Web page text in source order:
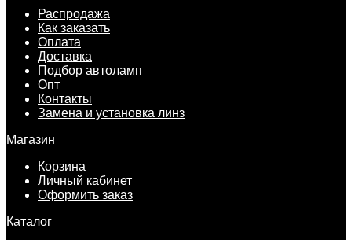
Распродажа
Как заказать
Оплата
Доставка
Подбор автоламп
Опт
Контакты
Замена и установка линз
Магазин
Корзина
Личный кабинет
Оформить заказ
Каталог